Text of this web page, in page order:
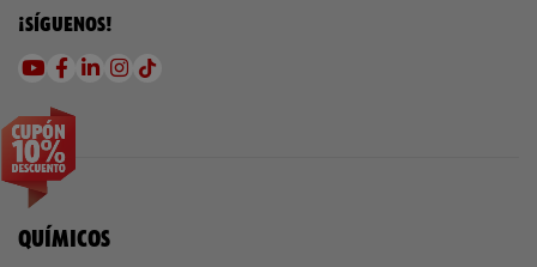
¡SÍGUENOS!
QUÍMICOS